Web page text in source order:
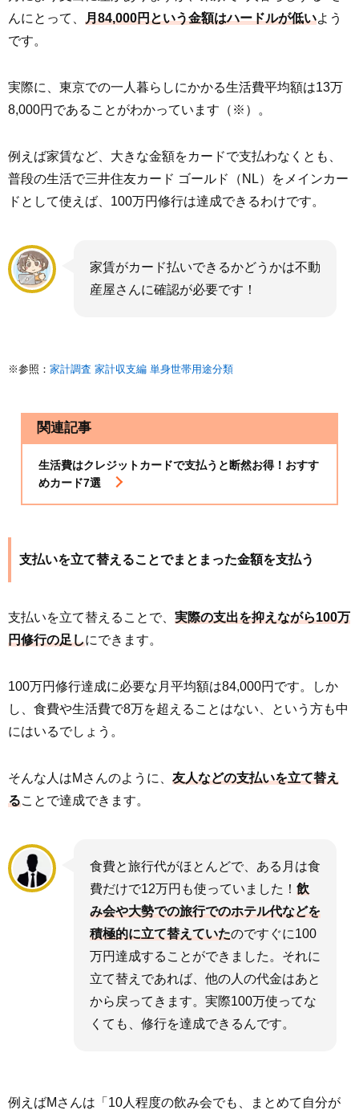
んにとって、 月84,000円という金額はハードルが低いよう
です。
実際に、東京での一人暮らしにかかる生活費平均額は13万
8,000円であることがわかっています（※）。
例えば家賃など、大きな金額をカードで支払わなくとも、
普段の生活で三井住友カード ゴールド（NL）をメインカー
ドとして使えば、100万円修行は達成できるわけです。
家賃がカード払いできるかどうかは不動
産屋さんに確認が必要です！
※参照： 家計調査 家計収支編 単身世帯用途分類
関連記事
生活費はクレジットカードで支払うと断然お得！おすす
めカード7選
支払いを立て替えることでまとまった金額を支払う
支払いを立て替えることで、 実際の支出を抑えながら100万
円修行の足しにできます。
100万円修行達成に必要な月平均額は84,000円です。しか
し、食費や生活費で8万を超えることはない、という方も中
にはいるでしょう。
そんな人はMさんのように、 友人などの支払いを立て替え
ることで達成できます。
食費と旅行代がほとんどで、ある月は食
費だけで12万円も使っていました！ 飲
み会や大勢での旅行でのホテル代などを
積極的に立て替えていたのですぐに100
万円達成することができました。それに
立て替えであれば、他の人の代金はあと
から戻ってきます。実際100万使ってな
くても、修行を達成できるんです。
例えばMさんは「10人程度の飲み会でも、まとめて自分が